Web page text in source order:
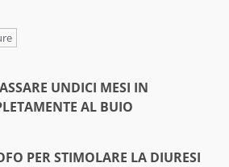
UNDICI MESI IN
AL BUIO
PER STIMOLARE LA DIURESI